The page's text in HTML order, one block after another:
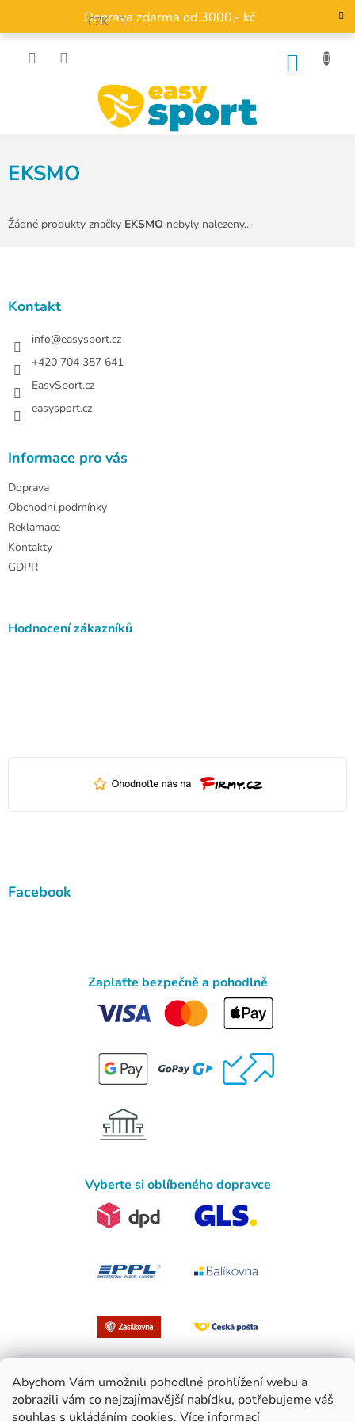
Abychom Vám umožnili pohodlné prohlížení webu a
zobrazili vám co nejzajímavější nabídku, potřebujeme váš
souhlas s ukládáním cookies. Více informací
obsah
Doprava zdarma od 3000,- kč
CZK
EKSMO
Žádné produkty značky EKSMO nebyly nalezeny...
Kontakt
info@easysport.cz
+420 704 357 641
EasySport.cz
easysport.cz
Informace pro vás
Doprava
Obchodní podmínky
Reklamace
Kontakty
GDPR
Hodnocení zákazníků
Facebook
Zaplaťte bezpečně a pohodlně
Vyberte si oblíbeného dopravce